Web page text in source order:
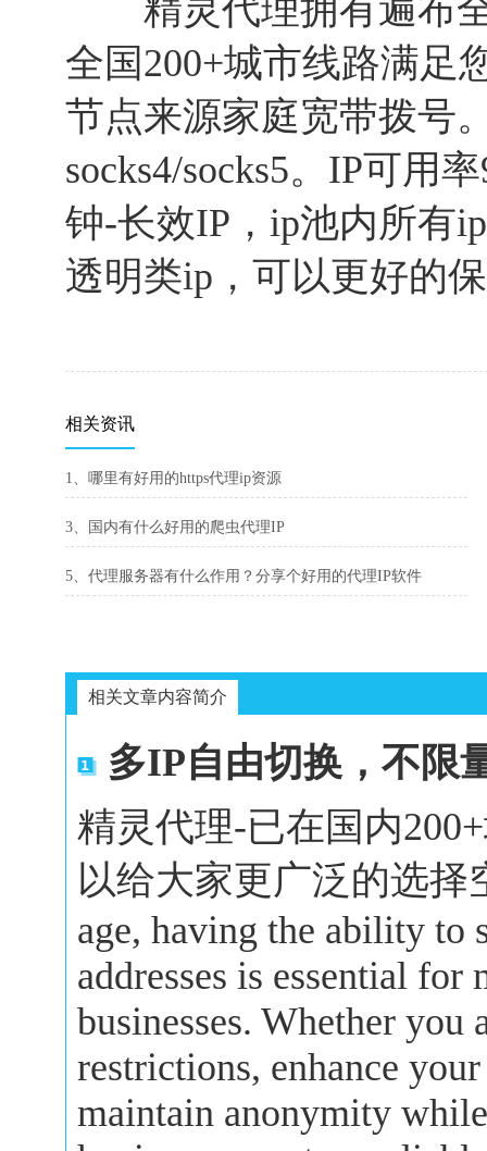
精灵代理拥有遍布全
全国200+城市线路满足
节点来源家庭宽带拨号
socks4/socks5。IP可用
钟-长效IP，ip池内所有
透明类ip，可以更好的
相关资讯
1、哪里有好用的https代理ip资源
3、国内有什么好用的爬虫代理IP
5、代理服务器有什么作用？分享个好用的代理IP软件
相关文章内容简介
多IP自由切换，不限
精灵代理-已在国内
以给大家更广泛的选择
age, having the ability to
addresses is essential
businesses. Whether you
restrictions, enhance
maintain anonymity